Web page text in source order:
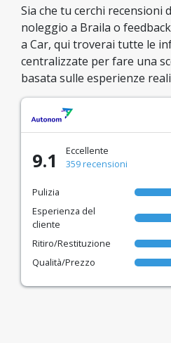
Sia che tu cerchi recensioni
noleggio a Braila o
a Car, qui troverai tutte le
centralizzate per fare una
basata sulle esperienze
9.1
Eccellente
359 recensioni
Pulizia
Esperienza del
cliente
Ritiro/Restituzione
Qualità/Prezzo